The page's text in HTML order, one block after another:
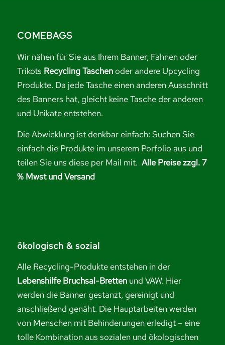
COMEBAGS
Wir nähen für Sie aus Ihrem Banner, Fahnen oder
Trikots Recycling Taschenoder andere Upcycling
Produkte. Da jede Tasche einen anderen Ausschnitt
des Banners hat, gleicht keine Tasche der anderen
und Unikate entstehen.
Die Abwicklung ist denkbar einfach: Suchen Sie
einfach die Produkte im unserem Porfolio aus und
teilen Sie uns diese per Mail mit. Alle Preise zzgl. 7
% Mwst und Versand
ökologisch & sozial
Alle Recycling-Produkte entstehen in der
Lebenshilfe Bruchsal-Bretten und VAW. Hier
werden die Banner gestanzt, gereinigt und
anschließend genäht. Die Hauptarbeiten werden
von Menschen mit Behinderungen erledigt – eine
tolle Kombination aus sozialen und ökologischen